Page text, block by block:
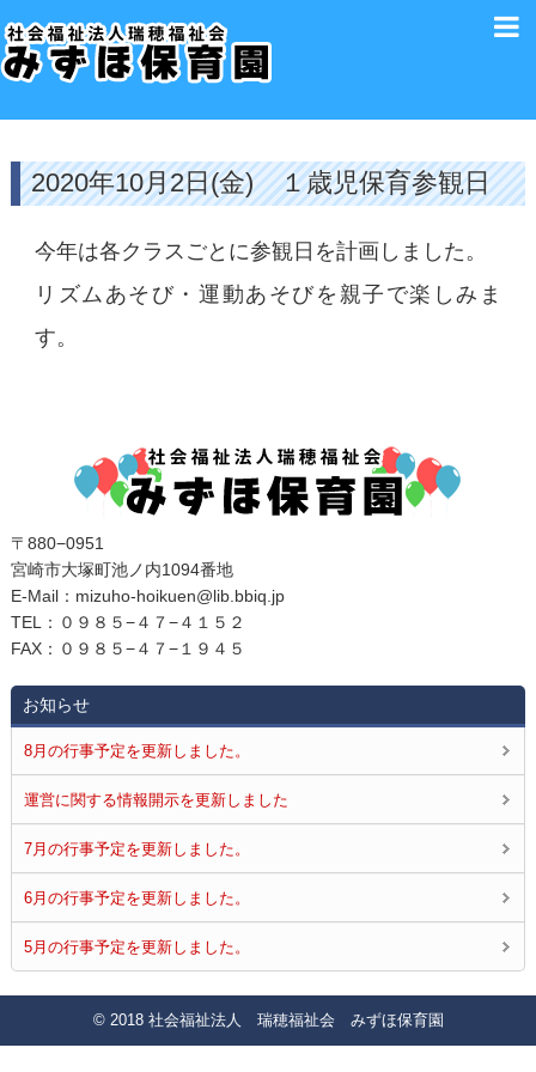
2020年10月2日(金) １歳児保育参観日
今年は各クラスごとに参観日を計画しました。
リズムあそび・運動あそびを親子で楽しみま
す。
〒880−0951
宮崎市大塚町池ノ内1094番地
E‐Mail：mizuho-hoikuen@lib.bbiq.jp
TEL：０９８５−４７−４１５２
FAX：０９８５−４７−１９４５
お知らせ
8月の行事予定を更新しました。
運営に関する情報開示を更新しました
7月の行事予定を更新しました。
6月の行事予定を更新しました。
5月の行事予定を更新しました。
© 2018 社会福祉法人 瑞穂福祉会 みずほ保育園